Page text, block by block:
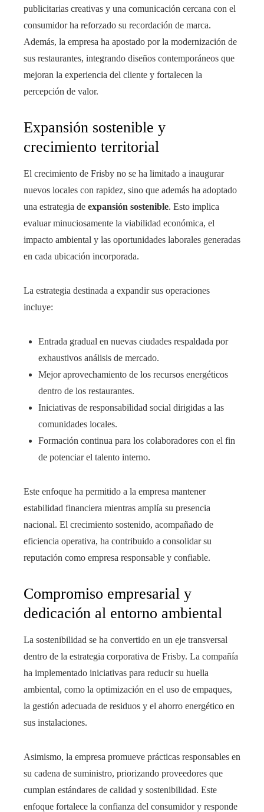
publicitarias creativas y una comunicación cercana con el
consumidor ha reforzado su recordación de marca.
Además, la empresa ha apostado por la modernización de
sus restaurantes, integrando diseños contemporáneos que
mejoran la experiencia del cliente y fortalecen la
percepción de valor.
Expansión sostenible y
crecimiento territorial
El crecimiento de Frisby no se ha limitado a inaugurar
nuevos locales con rapidez, sino que además ha adoptado
una estrategia de expansión sostenible. Esto implica
evaluar minuciosamente la viabilidad económica, el
impacto ambiental y las oportunidades laborales generadas
en cada ubicación incorporada.
La estrategia destinada a expandir sus operaciones
incluye:
Entrada gradual en nuevas ciudades respaldada por
exhaustivos análisis de mercado.
Mejor aprovechamiento de los recursos energéticos
dentro de los restaurantes.
Iniciativas de responsabilidad social dirigidas a las
comunidades locales.
Formación continua para los colaboradores con el fin
de potenciar el talento interno.
Este enfoque ha permitido a la empresa mantener
estabilidad financiera mientras amplía su presencia
nacional. El crecimiento sostenido, acompañado de
eficiencia operativa, ha contribuido a consolidar su
reputación como empresa responsable y confiable.
Compromiso empresarial y
dedicación al entorno ambiental
La sostenibilidad se ha convertido en un eje transversal
dentro de la estrategia corporativa de Frisby. La compañía
ha implementado iniciativas para reducir su huella
ambiental, como la optimización en el uso de empaques,
la gestión adecuada de residuos y el ahorro energético en
sus instalaciones.
Asimismo, la empresa promueve prácticas responsables en
su cadena de suministro, priorizando proveedores que
cumplan estándares de calidad y sostenibilidad. Este
enfoque fortalece la confianza del consumidor y responde